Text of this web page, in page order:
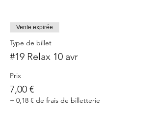
Vente expirée
Type de billet
#19 Relax 10 avr
Prix
7,00 €
+ 0,18 € de frais de billetterie